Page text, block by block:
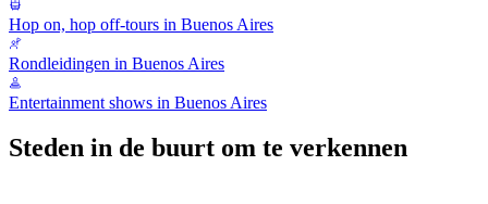
Hop on, hop off-tours in Buenos Aires
Rondleidingen in Buenos Aires
Entertainment shows in Buenos Aires
Steden in de buurt om te verkennen